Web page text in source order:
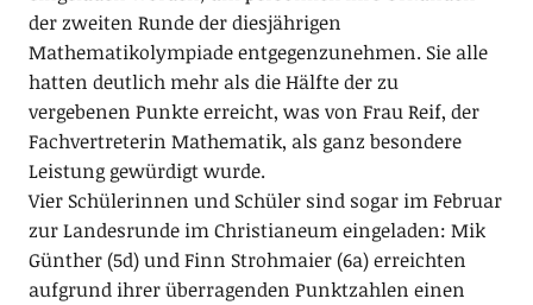
der zweiten Runde der diesjährigen
Mathematikolympiade entgegenzunehmen. Sie alle
hatten deutlich mehr als die Hälfte der zu
vergebenen Punkte erreicht, was von Frau Reif, der
Fachvertreterin Mathematik, als ganz besondere
Leistung gewürdigt wurde.
Vier Schülerinnen und Schüler sind sogar im Februar
zur Landesrunde im Christianeum eingeladen: Mik
Günther (5d) und Finn Strohmaier (6a) erreichten
aufgrund ihrer überragenden Punktzahlen einen